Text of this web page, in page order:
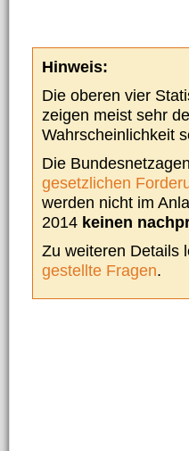
Hinweis:
Die oberen vier
zeigen meist sehr
Wahrscheinlichkeit
Die
gesetzlichen
werden nicht im
2014 keinen
Zu weiteren Details
gestellte Fragen.